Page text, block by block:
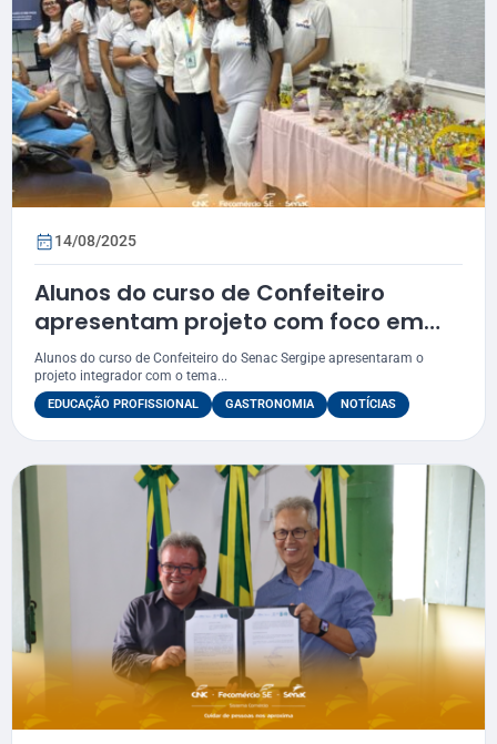
14/08/2025
Alunos do curso de Confeiteiro
apresentam projeto com foco em
confeitaria saudável e sustentável
Alunos do curso de Confeiteiro do Senac Sergipe apresentaram o
projeto integrador com o tema...
EDUCAÇÃO PROFISSIONAL GASTRONOMIA NOTÍCIAS